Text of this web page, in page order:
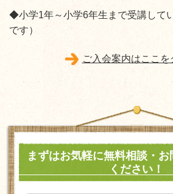
◆小学1年～小学6年生まで受講して
です）
ご入会案内はここを
まずはお気軽に無料相談・お
ください！